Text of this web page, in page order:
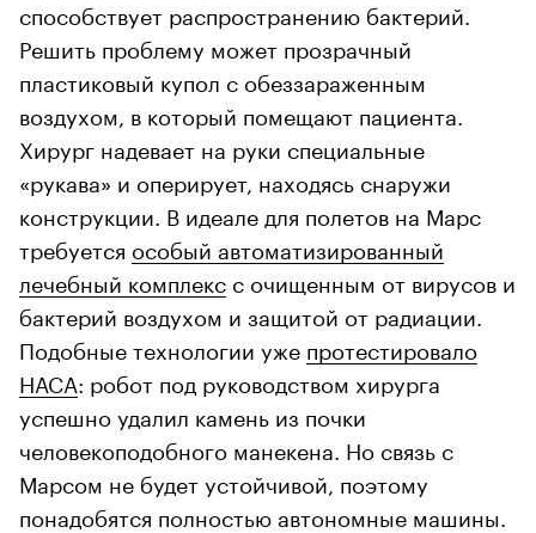
способствует распространению бактерий.
Решить проблему может прозрачный
пластиковый купол с обеззараженным
воздухом, в который помещают пациента.
Хирург надевает на руки специальные
«рукава» и оперирует, находясь снаружи
конструкции. В идеале для полетов на Марс
требуется особый автоматизированный
лечебный комплекс с очищенным от вирусов и
бактерий воздухом и защитой от радиации.
Подобные технологии уже протестировало
НАСА: робот под руководством хирурга
успешно удалил камень из почки
человекоподобного манекена. Но связь с
Марсом не будет устойчивой, поэтому
понадобятся полностью автономные машины.